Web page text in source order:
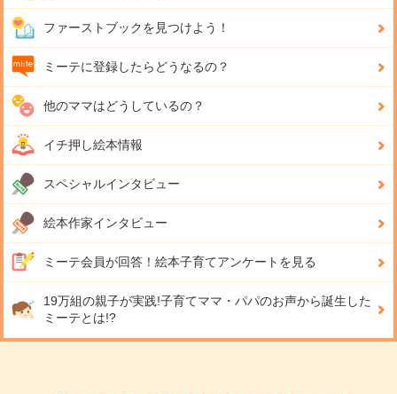
ファーストブックを見つけよう！
ミーテに登録したらどうなるの？
他のママはどうしているの？
イチ押し絵本情報
スペシャルインタビュー
絵本作家インタビュー
ミーテ会員が回答！ 絵本子育てアンケートを見る
19万組の親子が実践!子育てママ・パパのお声から誕生した
ミーテとは!?